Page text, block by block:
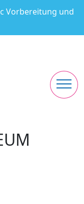
Vorbereitung und